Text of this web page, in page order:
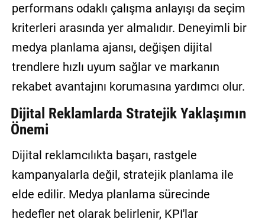
performans odaklı çalışma anlayışı da seçim
kriterleri arasında yer almalıdır. Deneyimli bir
medya planlama ajansı, değişen dijital
trendlere hızlı uyum sağlar ve markanın
rekabet avantajını korumasına yardımcı olur.
Dijital Reklamlarda Stratejik Yaklaşımın
Önemi
Dijital reklamcılıkta başarı, rastgele
kampanyalarla değil, stratejik planlama ile
elde edilir. Medya planlama sürecinde
hedefler net olarak belirlenir, KPI'lar